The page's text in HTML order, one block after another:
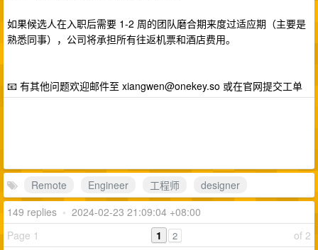
如果候选人在入职后需要 1-2 周的团队磨合期来度过适应期（主要是
熟悉同事），公司将承担所有往返机票和酒店费用。
📧 有其他问题欢迎邮件至 xiangwen@onekey.so 或在官网提交工单
Remote Engineer 工程师
designer
149 replies • 2024-02-23 21:09:04 +08:00
Page 1
of 2
1 2